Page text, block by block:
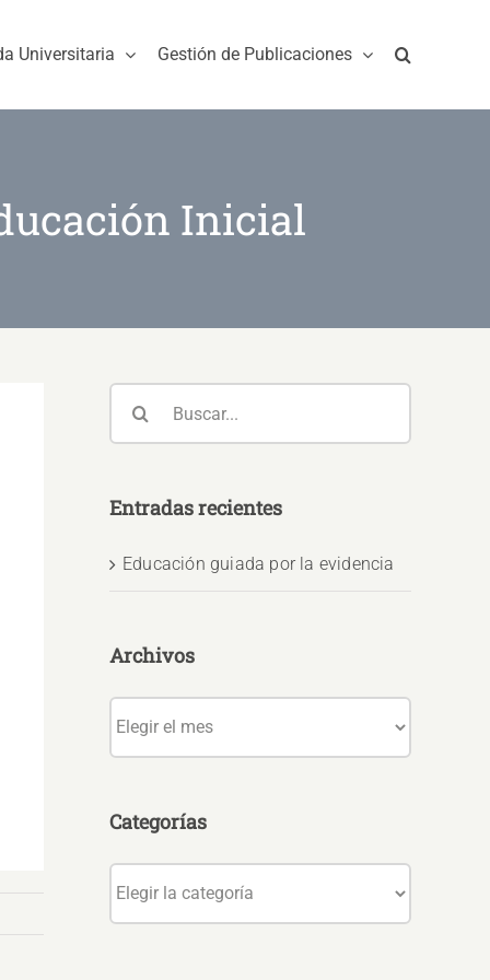
Universitaria Gestión de Publicaciones
Inicial
Entradas recientes
Educación guiada por la evidencia
Archivos
Categorías